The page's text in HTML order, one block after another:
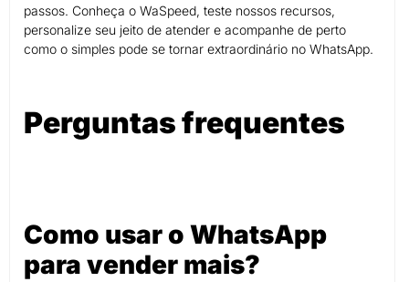
passos. Conheça o WaSpeed, teste nossos recursos,
personalize seu jeito de atender e acompanhe de perto
como o simples pode se tornar extraordinário no WhatsApp.
Perguntas frequentes
Como usar o WhatsApp
para vender mais?